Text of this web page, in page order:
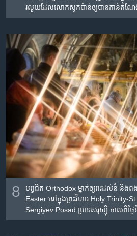
រលួយ​ដែល​លោក​សូកប៉ាន់​ឲ្យ​បាន​កាន់​តំណែ
8
បព្វជិត Orthodox ម្នាក់​ឲ្យ​ពរ​ដល់​នំ​ និង​
Easter នៅ​ក្នុង​ព្រះវិហារ Holy Trinity-
Sergiyev Posad ប្រទេស​រុស្ស៊ី កាលពី​ថ្ង